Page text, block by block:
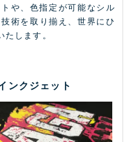
や、色指定が可能なシル
術を取り揃え、世界にひ
します。
ンクジェット